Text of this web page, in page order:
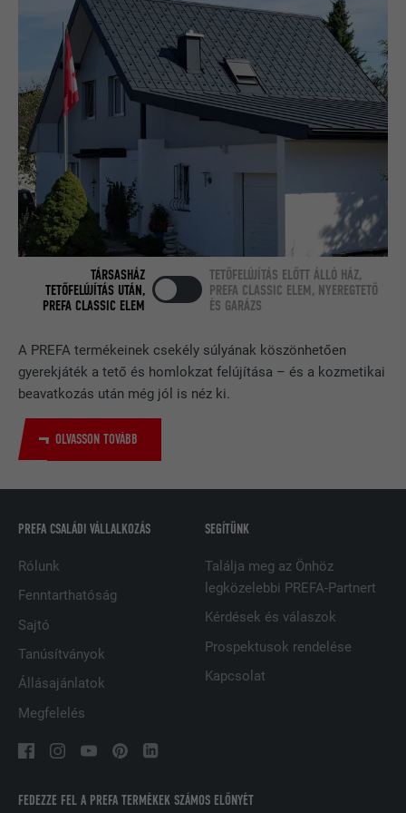
A PREFA termékeinek csekély súlyának köszönhetően
gyerekjáték a tető és homlokzat felújítása – és a kozmetikai
beavatkozás után még jól is néz ki.
OLVASSON TOVÁBB
TÁRSASHÁZ
TETŐFELÚJÍTÁS UTÁN,
PREFA CLASSIC ELEM
TETŐFELÚJÍTÁS ELŐTT ÁLLÓ HÁZ,
PREFA CLASSIC ELEM, NYEREGTETŐ
ÉS GARÁZS
FEDEZZE FEL A PREFA TERMÉKEK SZÁMOS ELŐNYÉT
PREFA CSALÁDI VÁLLALKOZÁS
Rólunk
Fenntarthatóság
Sajtó
Tanúsítványok
Állásajánlatok
Megfelelés
SEGÍTÜNK
Találja meg az Önhöz
legközelebbi PREFA-Partnert
Kérdések és válaszok
Prospektusok rendelése
Kapcsolat
CÉL
Teszt jelleggel alkalmazzák annak
ellenőrzésére, hogy a böngésző engedi-
e sütik elhelyezését. Azonosító
jellemzőket nem tartalmaz.
FOLYAMAT Munkamenet
CÉL
A LinkedIn használja, ha egy weboldal
beágyazott nyomonkövetési ablakot
tartalmaz.
bcookie
SZOLGÁLTATÓ LinkedIn
FOLYAMAT 2 év
A LinkedIn közösségi hálózati
szolgáltatás használja, célja a
követése.
CÉL
A LinkedIn közösségi hálózati
szolgáltatás használja, célja a
beágyazott szolgáltatások nyomon
NÉV UserMatchHistory
nyomon követésére használatos azzal